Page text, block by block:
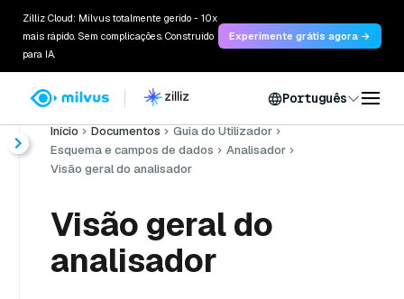
Zilliz Cloud: Milvus totalmente gerido - 10x
mais rápido. Sem complicações. Construído
para IA.
Experimente grátis agora →
Português
Início Documentos
Guia do Utilizador
Esquema e campos de dados
Analisador
Visão geral do analisador
Visão geral do
analisador